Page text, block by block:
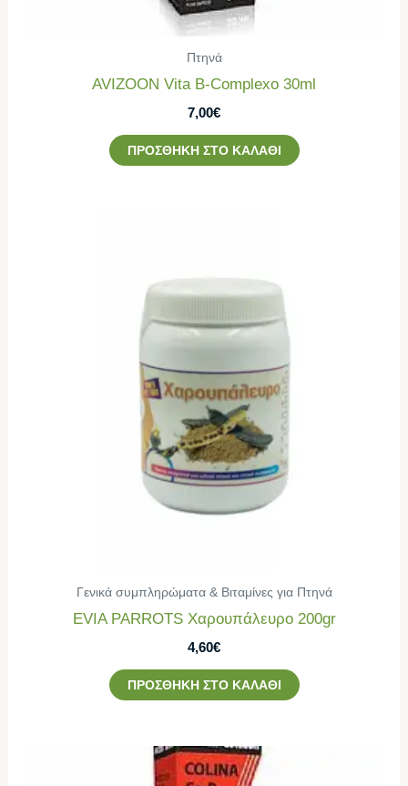
Πτηνά
AVIZOON Vita B-Complexo 30ml
7,00€
ΠΡΟΣΘΉΚΗ ΣΤΟ ΚΑΛΆΘΙ
Γενικά συμπληρώματα & Βιταμίνες για Πτηνά
EVIA PARROTS Χαρουπάλευρο 200gr
4,60€
ΠΡΟΣΘΉΚΗ ΣΤΟ ΚΑΛΆΘΙ